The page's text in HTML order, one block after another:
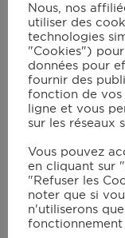
Compote
Nous, nos
utiliser des
technologies
"Cookies")
données pour
fournir des
fonction de vos
ligne et vous
sur les réseaux
Vous pouvez
en cliquant sur
"Refuser les
noter que si
n'utiliserons
fonctionnement